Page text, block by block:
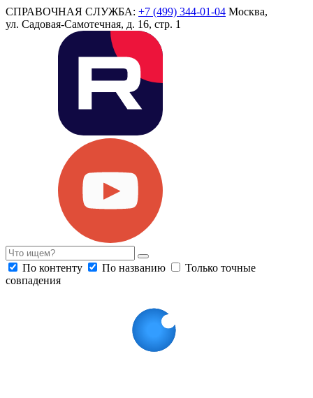
СПРАВОЧНАЯ СЛУЖБА: +7 (499) 344-01-04 Москва,
ул. Садовая-Самотечная, д. 16, стр. 1
По контенту По названию
Только точные
совпадения